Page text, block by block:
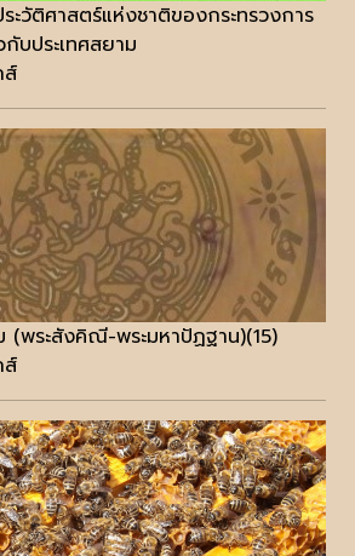
ะวัติศาสตร์แห่งชาติของกระทรวงการ
บประเทศสยาม
ส์
พระสังคิณี-พระมหาปัฏฐาน)(15)
ส์